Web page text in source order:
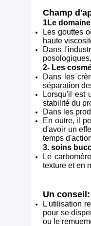
Champ
1Le
Les gouttes
haute
Dans
2- Les
Dans les
séparation
Lorsqu'il est
stabilité du
Dans les
En outre, il
d'avoir un
temps
3. soins
Le
texture et en
Un conseil:
L'utilisation
pour se
ou le